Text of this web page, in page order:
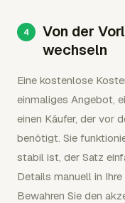
Von der
wechseln
Eine kostenlose
einmaliges Angebot,
einen Käufer, der vor
benötigt. Sie
stabil ist, der Satz
Details manuell in
Bewahren Sie den